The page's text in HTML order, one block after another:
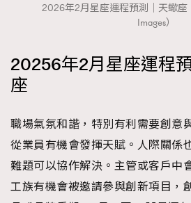
2026年2月星座運程預測｜天蠍
Images）
20256年2月星座運程
座
職場氣氛和諧，特別有利需要創意
從業員有機會發揮天賦。人際關係
難題可以協作解決。主管或客戶中
工族有機會被邀請參與創新項目，